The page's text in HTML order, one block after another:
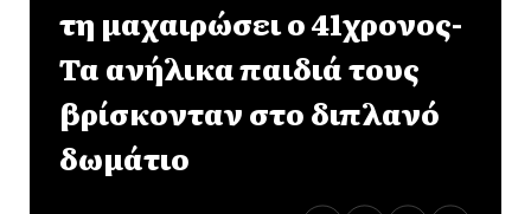
τη μαχαιρώσει ο 41χρονος-
Τα ανήλικα παιδιά τους
βρίσκονταν στο διπλανό
δωμάτιο